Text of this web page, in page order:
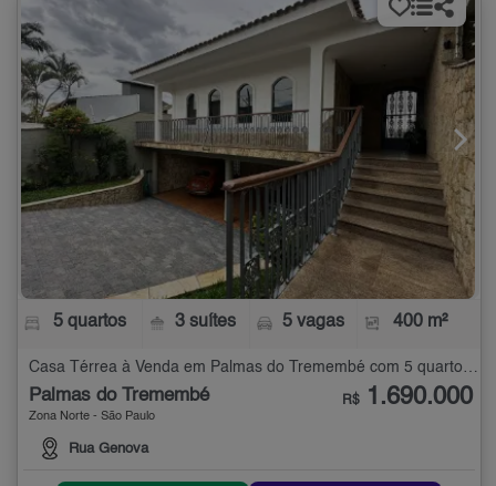
5 quartos 3 suítes 5 vagas 400 m²
Casa Térrea à Venda em Palmas do Tremembé com 5 quartos - 400 m²
Palmas do Tremembé
Zona Norte - São Paulo
Rua Genova
R$ 1.690.000